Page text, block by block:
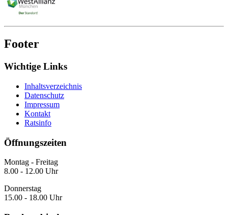
Footer
Wichtige Links
Inhaltsverzeichnis
Datenschutz
Impressum
Kontakt
Ratsinfo
Öffnungszeiten
Montag - Freitag
8.00 - 12.00 Uhr
Donnerstag
15.00 - 18.00 Uhr